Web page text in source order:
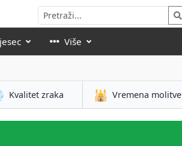
Više
Kvalitet zraka 🕌 Vremena molitve